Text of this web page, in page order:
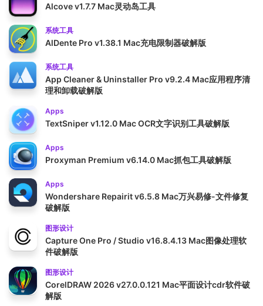
Alcove v1.7.7 Mac灵动岛工具
系统工具
AlDente Pro v1.38.1 Mac充电限制器破解版
系统工具
App Cleaner & Uninstaller Pro v9.2.4 Mac应用程序清
理和卸载破解版
Apps
TextSniper v1.12.0 Mac OCR文字识别工具破解版
Apps
Proxyman Premium v6.14.0 Mac抓包工具破解版
Apps
Wondershare Repairit v6.5.8 Mac万兴易修-文件修复
破解版
图形设计
Capture One Pro / Studio v16.8.4.13 Mac图像处理软
件破解版
图形设计
CorelDRAW 2026 v27.0.0.121 Mac平面设计cdr软件破
解版